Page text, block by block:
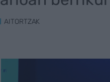
AITORTZAK